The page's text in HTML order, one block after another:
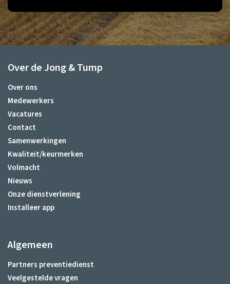
Over de Jong & Tump
Over ons
Medewerkers
Vacatures
Contact
Samenwerkingen
Kwaliteit/keurmerken
Volmacht
Nieuws
Onze dienstverlening
Installeer app
Algemeen
Partners preventiedienst
Veelgestelde vragen